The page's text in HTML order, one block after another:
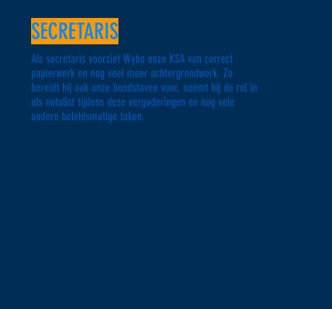
SECRETARIS
Als secretaris voorziet Wybo onze KSA van correct
papierwerk en nog veel meer achtergrondwerk. Zo
bereidt hij ook onze bondstaven voor, neemt hij de rol in
als notulist tijdens deze vergaderingen en nog vele
andere beleidsmatige taken.